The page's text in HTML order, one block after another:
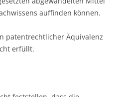
auffinden können.
patentrechtlicher Äquivalenz
erfüllt.